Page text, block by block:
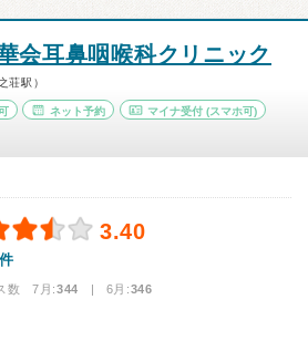
会耳鼻咽喉科クリニック
荘駅）
ネット予約 マイナ受付 (スマホ可)
3.40
数 7月:344 | 6月:346